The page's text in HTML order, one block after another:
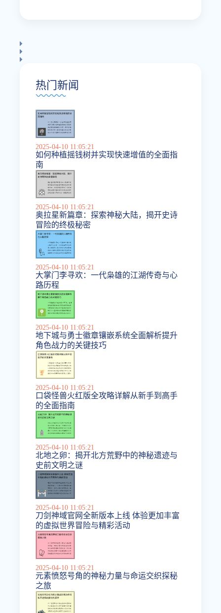
热门新闻
2025-04-10 11:05:21
如何种植摇钱树并实现快速增值的全面指
南
2025-04-10 11:05:21
奥拉星新篇章：探索神秘大陆，揭开史诗
冒险的终极秘密
2025-04-10 11:05:21
大掌门李寻欢：一代枭雄的江湖传奇与心
路历程
2025-04-10 11:05:21
地下城与勇士徽章镶嵌系统全面解析提升
角色战力的关键技巧
2025-04-10 11:05:21
口袋怪兽火红版全攻略详解从新手到高手
的全面指南
2025-04-10 11:05:21
北地之卵：揭开北方荒野中的神秘遗迹与
史前文明之谜
2025-04-10 11:05:21
刀剑神域官网全新版本上线 体验更加丰富
的虚拟世界冒险与精彩活动
2025-04-10 11:05:21
元素愤怒号角的神秘力量与命运交织探秘
之旅